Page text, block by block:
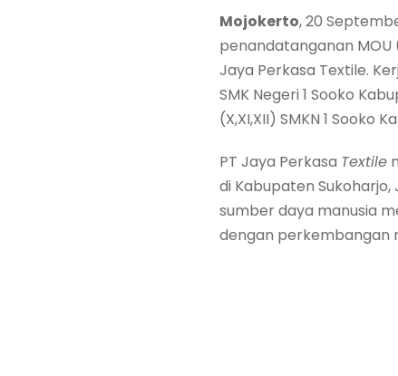
Mojokerto, 20
penandatanganan MOU
Jaya Perkasa Textile.
SMK Negeri 1 Sooko
(X,XI,XII) SMKN 1 Sooko
PT Jaya Perkasa Textile
di Kabupaten
sumber daya manusia
dengan perkembangan